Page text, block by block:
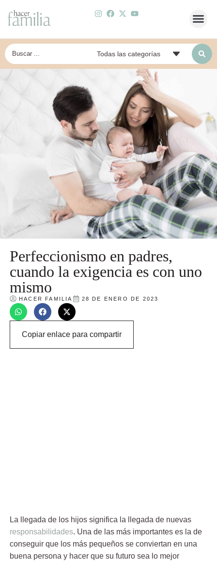
Perfeccionismo en padres,
cuando la exigencia es con uno
mismo
HACER FAMILIA 28 DE ENERO DE 2023
Copiar enlace para compartir
La llegada de los hijos significa la llegada de nuevas
responsabilidades. Una de las más importantes es la de
conseguir que los más pequeños se conviertan en una
buena persona y hacer que su futuro sea lo mejor